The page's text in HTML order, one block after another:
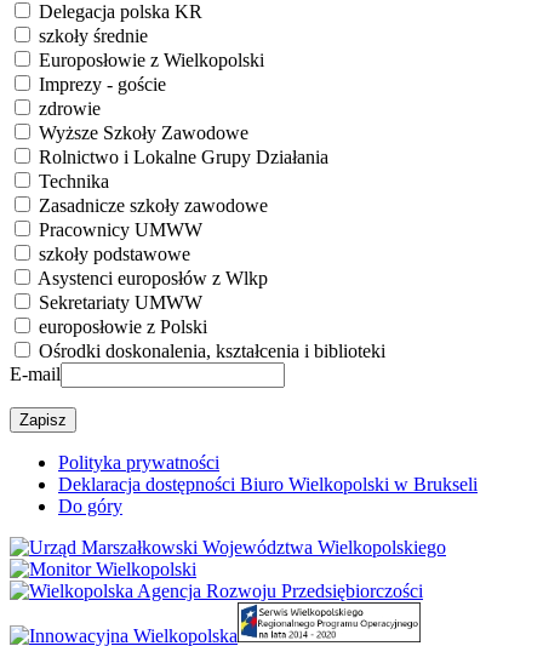
Delegacja polska KR
szkoły średnie
Europosłowie z Wielkopolski
Imprezy - goście
zdrowie
Wyższe Szkoły Zawodowe
Rolnictwo i Lokalne Grupy Działania
Technika
Zasadnicze szkoły zawodowe
Pracownicy UMWW
szkoły podstawowe
Asystenci europosłów z Wlkp
Sekretariaty UMWW
europosłowie z Polski
Ośrodki doskonalenia, kształcenia i biblioteki
E-mail
Polityka prywatności
Deklaracja dostępności Biuro Wielkopolski w Brukseli
Do góry